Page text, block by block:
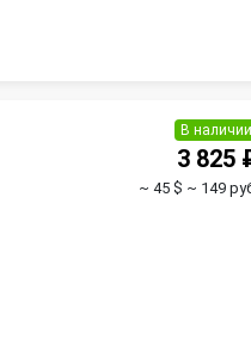
В наличии
3 825
~ 45 $ ~ 149